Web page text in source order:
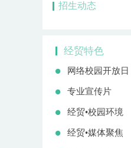
招生动态
经贸特色
网络校园开放日
专业宣传片
经贸•校园环境
经贸•媒体聚焦